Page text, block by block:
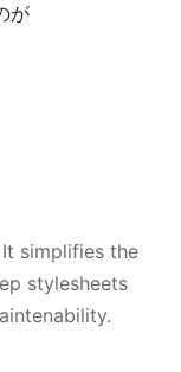
が
simplifies the
stylesheets